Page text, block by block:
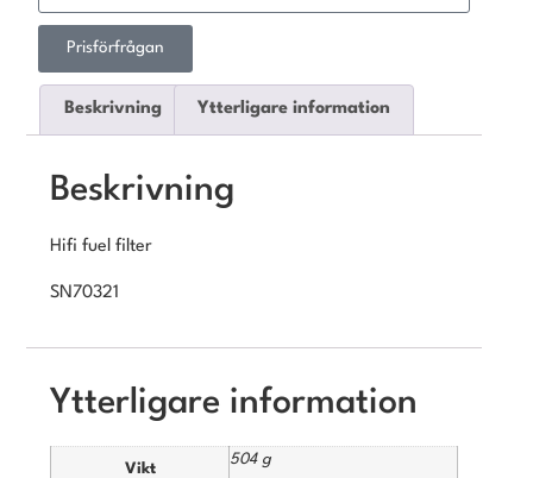
Prisförfrågan
Beskrivning Ytterligare information
Beskrivning
Hifi fuel filter
SN70321
Ytterligare information
Vikt
504 g